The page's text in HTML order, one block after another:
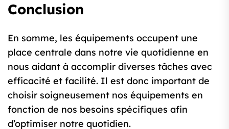
Conclusion
En somme, les équipements occupent une
place centrale dans notre vie quotidienne en
nous aidant à accomplir diverses tâches avec
efficacité et facilité. Il est donc important de
choisir soigneusement nos équipements en
fonction de nos besoins spécifiques afin
d’optimiser notre quotidien.